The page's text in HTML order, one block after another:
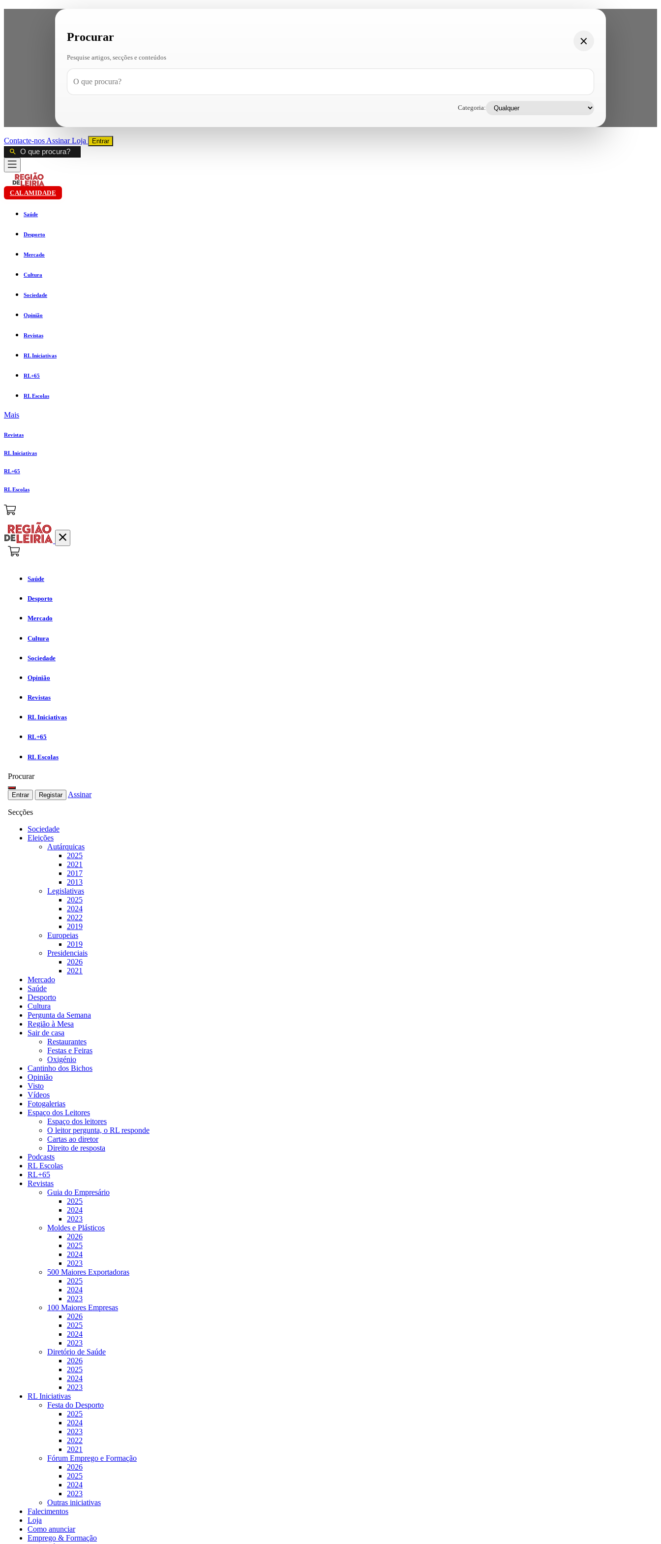
Procurar
Pesquise artigos, secções e conteúdos
Categoria:
Contacte-nos AssinarLoja Entrar
CALAMIDADE
Saúde
Desporto
Mercado
Cultura
Sociedade
Opinião
Revistas
RL Iniciativas
RL+65
RL Escolas
Mais
Revistas
RL Iniciativas
RL+65
RL Escolas
Saúde
Desporto
Mercado
Cultura
Sociedade
Opinião
Revistas
RL Iniciativas
RL+65
RL Escolas
Procurar
Entrar Registar Assinar
Secções
Sociedade
Eleições
Autárquicas
2025
2021
2017
2013
Legislativas
2025
2024
2022
2019
Europeias
2019
Presidenciais
2026
2021
Mercado
Saúde
Desporto
Cultura
Pergunta da Semana
Região à Mesa
Sair de casa
Restaurantes
Festas e Feiras
Oxigénio
Cantinho dos Bichos
Opinião
Visto
Vídeos
Fotogalerias
Espaço dos Leitores
Espaço dos leitores
O leitor pergunta, o RL responde
Cartas ao diretor
Direito de resposta
Podcasts
RL Escolas
RL+65
Revistas
Guia do Empresário
2025
2024
2023
Moldes e Plásticos
2026
2025
2024
2023
500 Maiores Exportadoras
2025
2024
2023
100 Maiores Empresas
2026
2025
2024
2023
Diretório de Saúde
2026
2025
2024
2023
RL Iniciativas
Festa do Desporto
2025
2024
2023
2022
2021
Fórum Emprego e Formação
2026
2025
2024
2023
Outras iniciativas
Falecimentos
Loja
Como anunciar
Emprego & Formação